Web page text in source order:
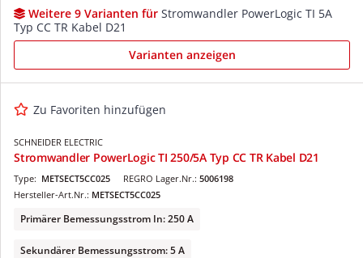
Weitere 9 Varianten für Stromwandler PowerLogic TI 5A
Typ CC TR Kabel D21
Varianten anzeigen
Zu Favoriten hinzufügen
SCHNEIDER ELECTRIC
Stromwandler PowerLogic TI 250/5A Typ CC TR Kabel D21
REGRO Lager.Nr.: 5006198
Type: METSECT5CC025
Hersteller-Art.Nr.: METSECT5CC025
Primärer Bemessungsstrom In: 250 A
Sekundärer Bemessungsstrom: 5 A